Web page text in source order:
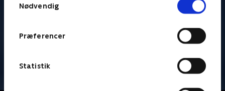
Nødvendig
Præferencer
Statistik